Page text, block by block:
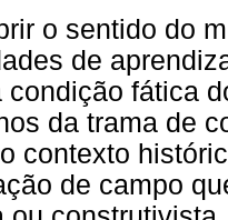
o sentido do
de
condição fática
da trama de
contexto
de campo